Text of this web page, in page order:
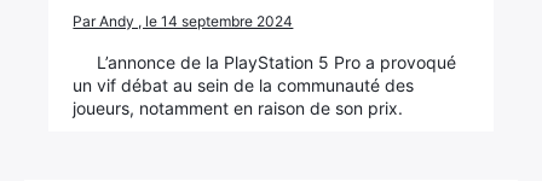
Par Andy , le 14 septembre 2024
L’annonce de la PlayStation 5 Pro a provoqué
un vif débat au sein de la communauté des
joueurs, notamment en raison de son prix.